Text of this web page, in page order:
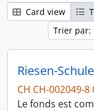
Card view
Trier par:
Riesen-
CH CH-002049-8
Le fonds est